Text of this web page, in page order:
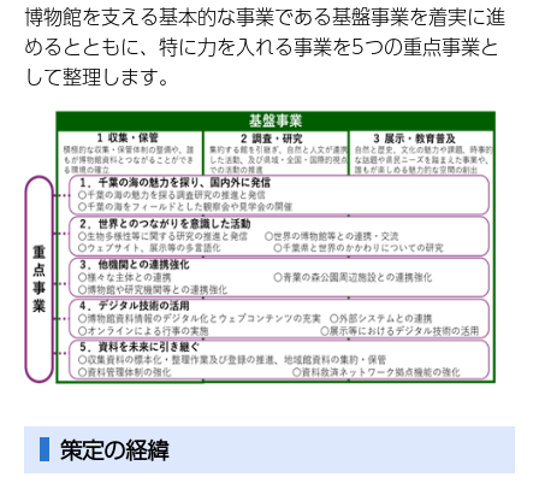
博物館を支える基本的な事業である基盤事業を着実に進
めるとともに、特に力を入れる事業を5つの重点事業と
して整理します。
策定の経緯